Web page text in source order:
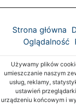
Strona główna
Oglądalność
Używamy plików
umieszczanie naszym
usług, reklamy,
ustawień
urządzeniu końcowym i